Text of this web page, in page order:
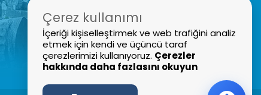
Çerez kullanımı
İçeriği kişiselleştirmek ve web trafiğini analiz
etmek için kendi ve üçüncü taraf
çerezlerimizi kullanıyoruz. Çerezler
hakkında daha fazlasını okuyun